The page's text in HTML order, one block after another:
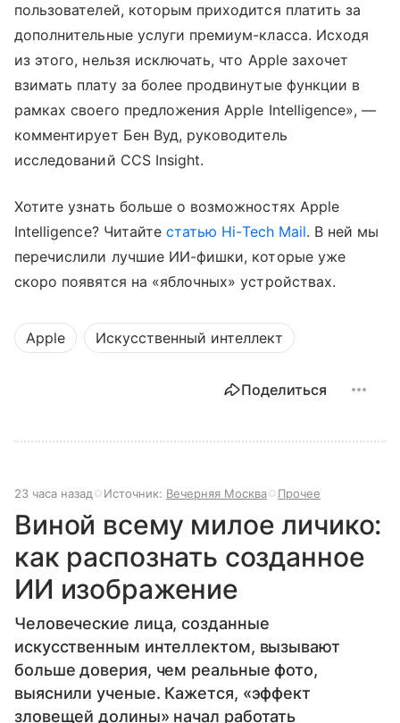
пользователей, которым приходится платить за
дополнительные услуги премиум-класса. Исходя
из этого, нельзя исключать, что Apple захочет
взимать плату за более продвинутые функции в
рамках своего предложения Apple Intelligence», —
комментирует Бен Вуд, руководитель
исследований CCS Insight.
Хотите узнать больше о возможностях Apple
Intelligence? Читайтестатью Hi-Tech Mail. В ней мы
перечислили лучшие ИИ-фишки, которые уже
скоро появятся на «яблочных» устройствах.
Apple Искусственный интеллект
Поделиться
23 часа назад Источник: Вечерняя Москва Прочее
Виной всему милое личико:
как распознать созданное
ИИ изображение
Человеческие лица, созданные
искусственным интеллектом, вызывают
больше доверия, чем реальные фото,
выяснили ученые. Кажется, «эффект
зловещей долины» начал работать